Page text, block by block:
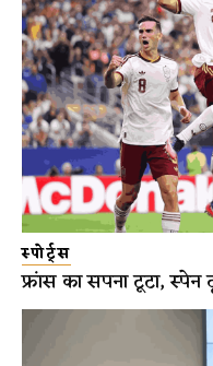
स्पोर्ट्स
फ्रांस का सपना टूटा,